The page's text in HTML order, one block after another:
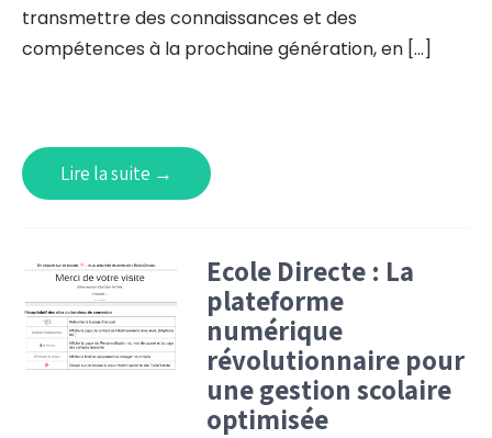
transmettre des connaissances et des
compétences à la prochaine génération, en […]
Lire la suite →
Ecole Directe : La
plateforme
numérique
révolutionnaire pour
une gestion scolaire
optimisée